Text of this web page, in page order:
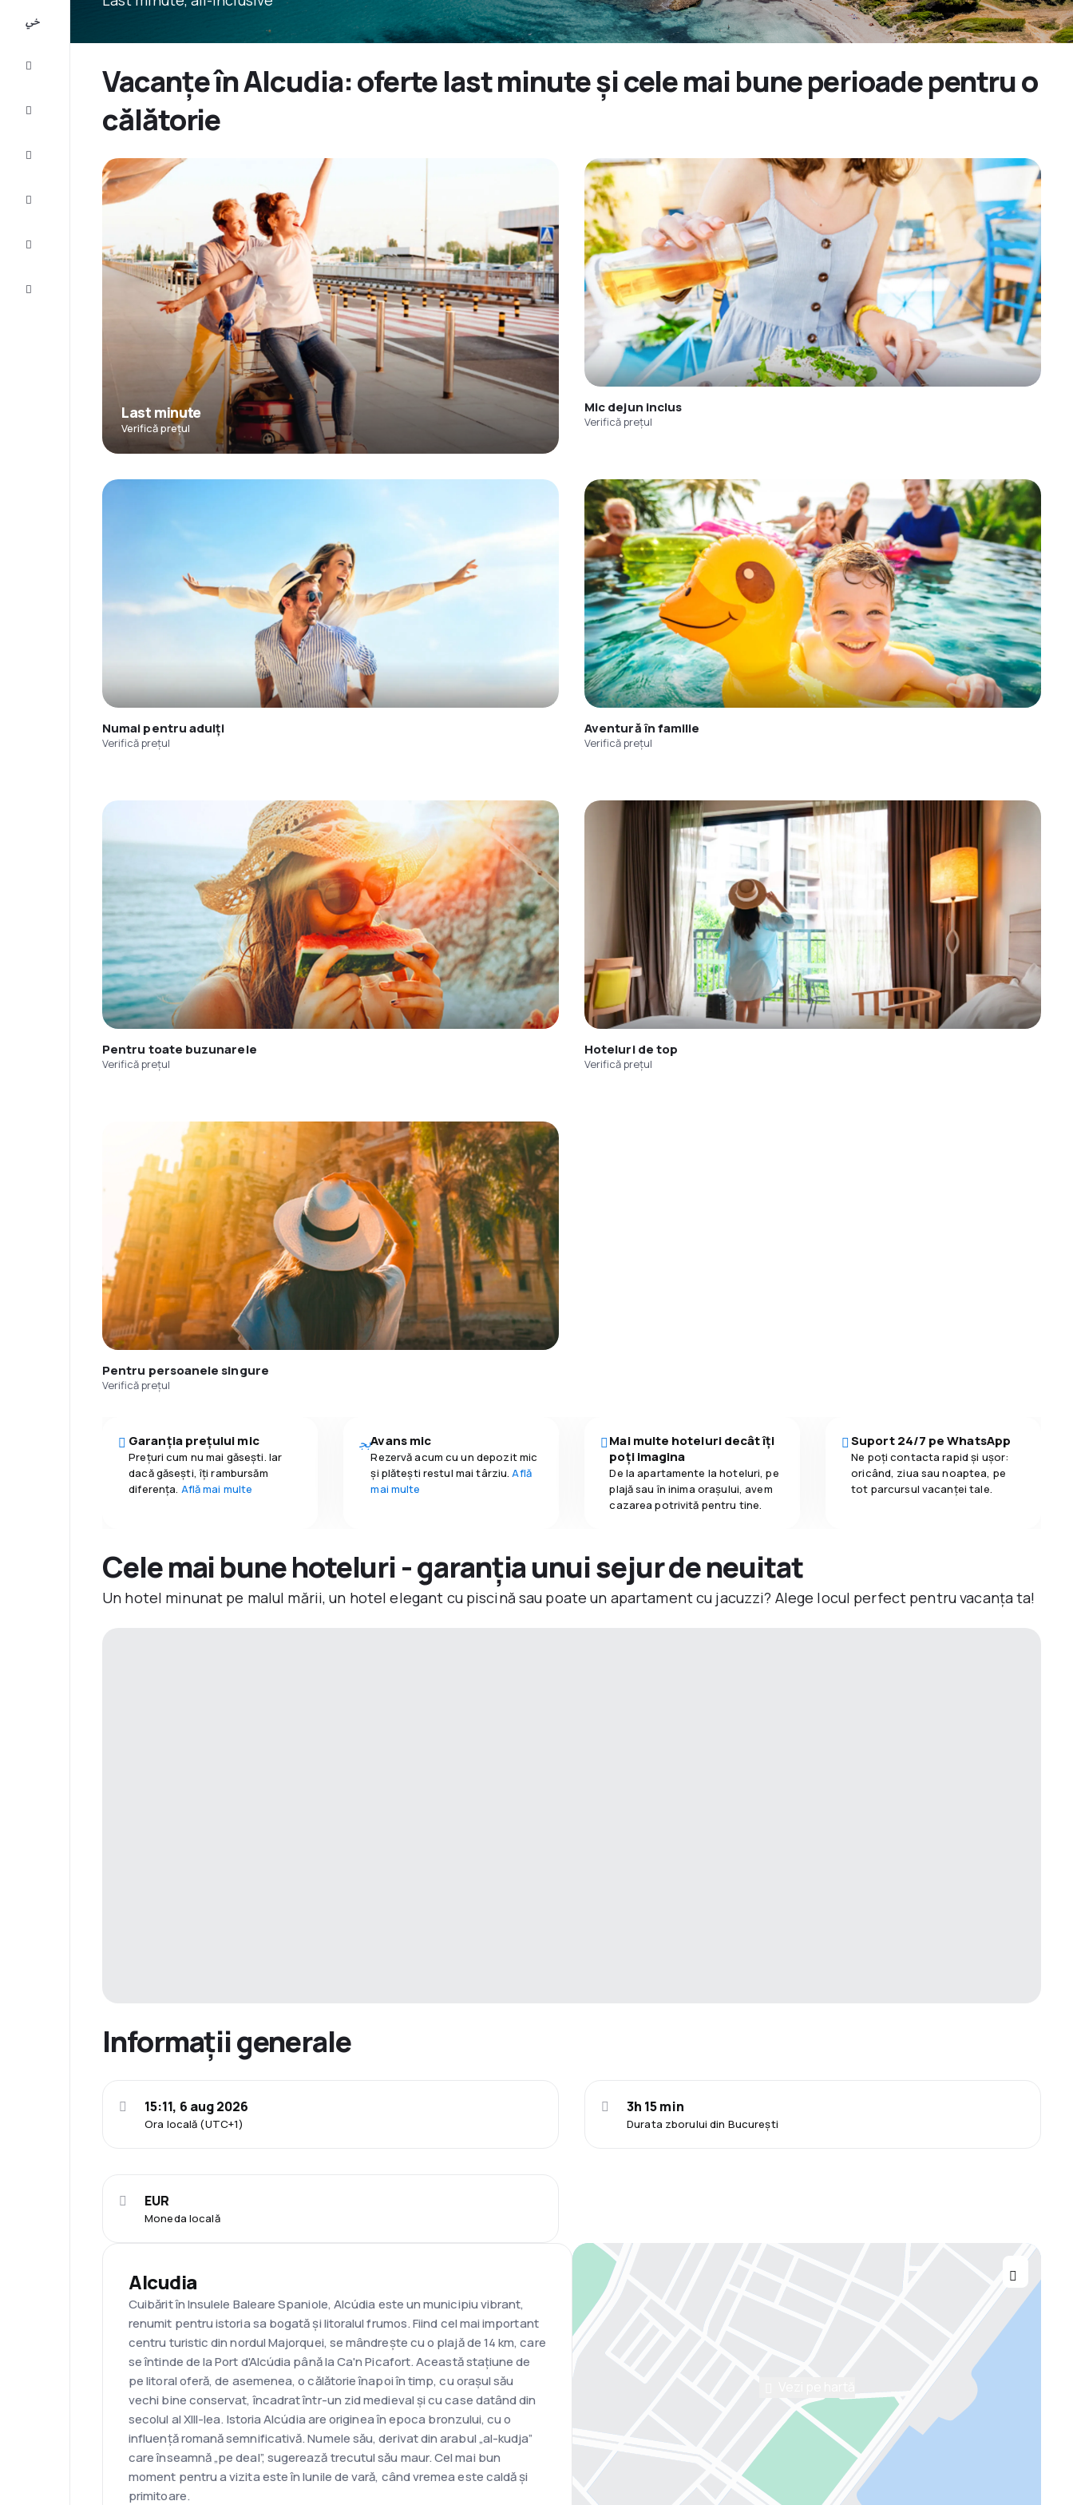
Vacanțe în Alcudia: oferte last minute și cele mai bune perioade pentru o
călătorie
Last minute
Verifică prețul
Mic dejun inclus
Verifică prețul
Numai pentru adulți
Verifică prețul
Aventură în familie
Verifică prețul
Pentru toate buzunarele
Verifică prețul
Hoteluri de top
Verifică prețul
Pentru persoanele singure
Verifică prețul
Garanția prețului mic
Prețuri cum nu mai găsești. Iar
dacă găseşti, îți rambursăm
diferența. Află mai multe
Avans mic
Rezervă acum cu un depozit mic
și plătești restul mai târziu.Află
mai multe
Mai multe hoteluri decât îți
poți imagina
De la apartamente la hoteluri, pe
plajă sau în inima orașului, avem
cazarea potrivită pentru tine.
Suport 24/7 pe WhatsApp
Ne poți contacta rapid și ușor:
oricând, ziua sau noaptea, pe
tot parcursul vacanței tale.
Cele mai bune hoteluri - garanția unui sejur de neuitat
Un hotel minunat pe malul mării, un hotel elegant cu piscină sau poate un apartament cu jacuzzi? Alege locul perfect pentru vacanța ta!
Informații generale
Ora locală (UTC+1)
15:11, 6 aug 2026
Durata zborului din București
3h 15 min
Moneda locală
EUR
Alcudia
Cuibărit în Insulele Baleare Spaniole, Alcúdia este un municipiu vibrant,
renumit pentru istoria sa bogată și litoralul frumos. Fiind cel mai important
centru turistic din nordul Majorquei, se mândrește cu o plajă de 14 km, care
se întinde de la Port d'Alcúdia până la Ca'n Picafort. Această stațiune de
pe litoral oferă, de asemenea, o călătorie înapoi în timp, cu orașul său
vechi bine conservat, încadrat într-un zid medieval și cu case datând din
secolul al XIII-lea. Istoria Alcúdia are originea în epoca bronzului, cu o
influență romană semnificativă. Numele său, derivat din arabul „al-kudja”
care înseamnă „pe deal”, sugerează trecutul său maur. Cel mai bun
moment pentru a vizita este în lunile de vară, când vremea este caldă și
primitoare.